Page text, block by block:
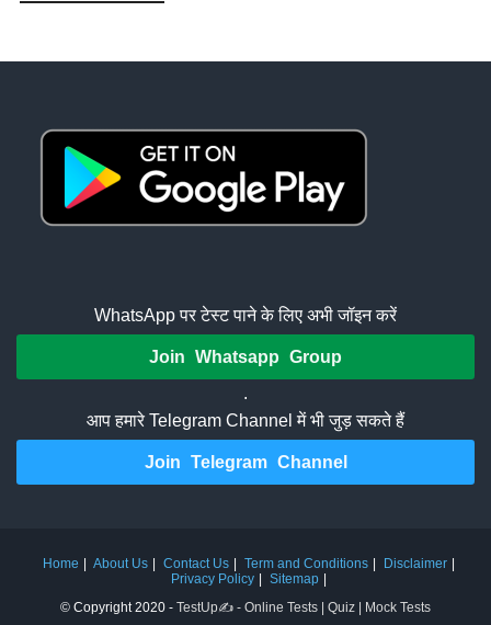
WhatsApp पर टेस्ट पाने के लिए अभी जॉइन करें
Join Whatsapp Group
.
आप हमारे Telegram Channel में भी जुड़ सकते हैं
Join Telegram Channel
Home About Us Contact Us Term and Conditions
Disclaimer
Privacy Policy
Sitemap
© Copyright 2020 - TestUp✍️ - Online Tests | Quiz | Mock Tests